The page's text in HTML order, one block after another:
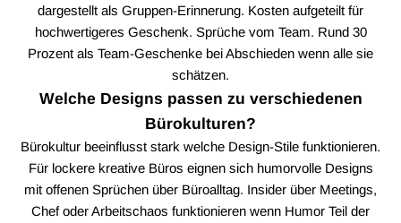
dargestellt als Gruppen-Erinnerung. Kosten aufgeteilt für
hochwertigeres Geschenk. Sprüche vom Team. Rund 30
Prozent als Team-Geschenke bei Abschieden wenn alle sie
schätzen.
Welche Designs passen zu verschiedenen
Bürokulturen?
Bürokultur beeinflusst stark welche Design-Stile funktionieren.
Für lockere kreative Büros eignen sich humorvolle Designs
mit offenen Sprüchen über Büroalltag. Insider über Meetings,
Chef oder Arbeitschaos funktionieren wenn Humor Teil der